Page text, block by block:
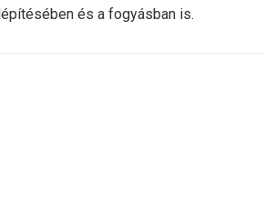
és a fogyásban is.